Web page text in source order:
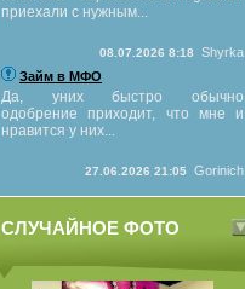
приехали с нужным...
08.07.2026 8:18
Shyrka
Займ в МФО
Да, уних быстро обычно
одобрение приходит, что мне и
нравится у них...
27.06.2026 21:05 Gorinich
СЛУЧАЙНОЕ ФОТО